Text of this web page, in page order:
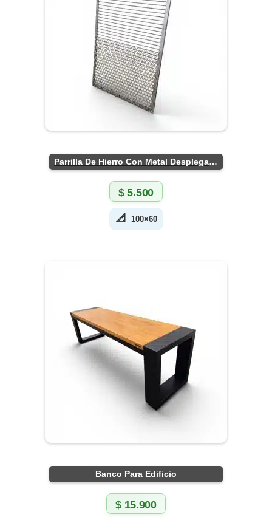
Parrilla De Hierro Con Metal Desplegado
$5.500
📐 100×60
Banco Para Edificio
$15.900